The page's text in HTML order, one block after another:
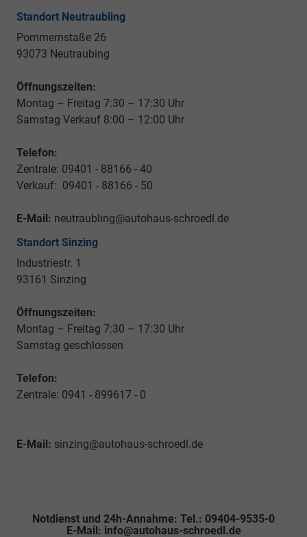
Standort Neutraubling
Pommernstaße 26
93073 Neutraubing
Öffnungszeiten:
Montag – Freitag 7:30 – 17:30 Uhr
Samstag Verkauf 8:00 – 12:00 Uhr
Telefon:
Zentrale: 09401 - 88166 - 40
Verkauf: 09401 - 88166 - 50
E-Mail: neutraubling@autohaus-schroedl.de
Standort Sinzing
Industriestr. 1
93161 Sinzing
Öffnungszeiten:
Montag – Freitag 7:30 – 17:30 Uhr
Samstag geschlossen
Telefon:
Zentrale: 0941 - 899617 - 0
E-Mail: sinzing@autohaus-schroedl.de
Notdienst und 24h-Annahme: Tel.: 09404-9535-0
E-Mail: info@autohaus-schroedl.de